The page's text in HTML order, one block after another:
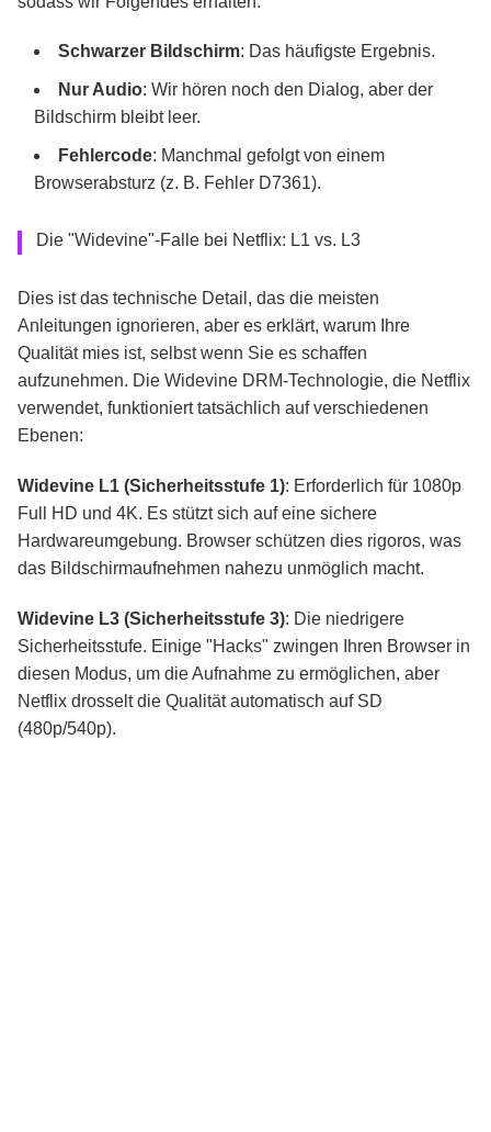
Schwarzer Bildschirm: Das häufigste Ergebnis.
Nur Audio: Wir hören noch den Dialog, aber der
Bildschirm bleibt leer.
Fehlercode: Manchmal gefolgt von einem
Browserabsturz (z. B. Fehler D7361).
Die "Widevine"-Falle bei Netflix: L1 vs. L3
Dies ist das technische Detail, das die meisten
Anleitungen ignorieren, aber es erklärt, warum Ihre
Qualität mies ist, selbst wenn Sie es schaffen
aufzunehmen. Die Widevine DRM-Technologie, die Netflix
verwendet, funktioniert tatsächlich auf verschiedenen
Ebenen:
Widevine L1 (Sicherheitsstufe 1): Erforderlich für 1080p
Full HD und 4K. Es stützt sich auf eine sichere
Hardwareumgebung. Browser schützen dies rigoros, was
das Bildschirmaufnehmen nahezu unmöglich macht.
Widevine L3 (Sicherheitsstufe 3): Die niedrigere
Sicherheitsstufe. Einige "Hacks" zwingen Ihren Browser in
diesen Modus, um die Aufnahme zu ermöglichen, aber
Netflix drosselt die Qualität automatisch auf SD
(480p/540p).